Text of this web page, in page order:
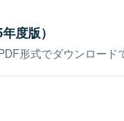
度版）
形式でダウンロード